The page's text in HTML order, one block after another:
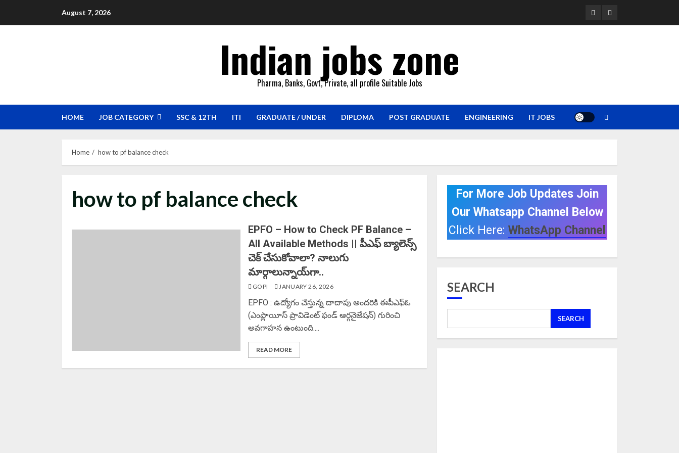
August 7, 2026 YouTubeWhatsapp
Indian jobs zone
Pharma, Banks, Govt, Private, all profile Suitable Jobs
HOME JOB CATEGORY SSC & 12TH ITI GRADUATE / UNDER DIPLOMA POST GRADUATE ENGINEERING IT JOBS
Home how to pf balance check
how to pf balance check
EPFO – How to Check PF Balance –
All Available Methods || పీఎఫ్ బ్యాలెన్స్
చెక్ చేసుకోవాలా? నాలుగు
మార్గాలున్నాయ్‌గా..
GOPI JANUARY 26, 2026
EPFO : ఉద్యోగం చేస్తున్న దాదాపు అందరికి ఈపీఎఫ్ఓ
(ఎంప్లాయీస్ ప్రావిడెంట్ ఫండ్ ఆర్గనైజేషన్) గురించి
అవగాహన ఉంటుంది....
READ MORE
For More Job Updates Join
Our Whatsapp Channel Below
Click Here:WhatsApp Channel
SEARCH
SEARCH